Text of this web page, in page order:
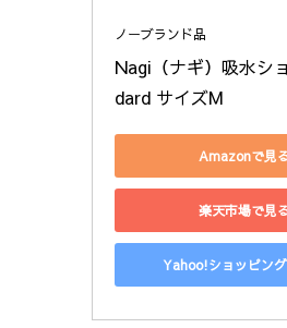
ノーブランド品
Nagi（ナギ）吸水シ
dard サイズM
Amazonで見
楽天市場で見
Yahoo!ショッピン